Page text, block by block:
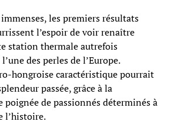
les premiers résultats
l’espoir de voir renaître
station thermale autrefois
des perles de l’Europe.
hongroise caractéristique pourrait
passée, grâce à la
poignée de passionnés déterminés à
l’histoire.